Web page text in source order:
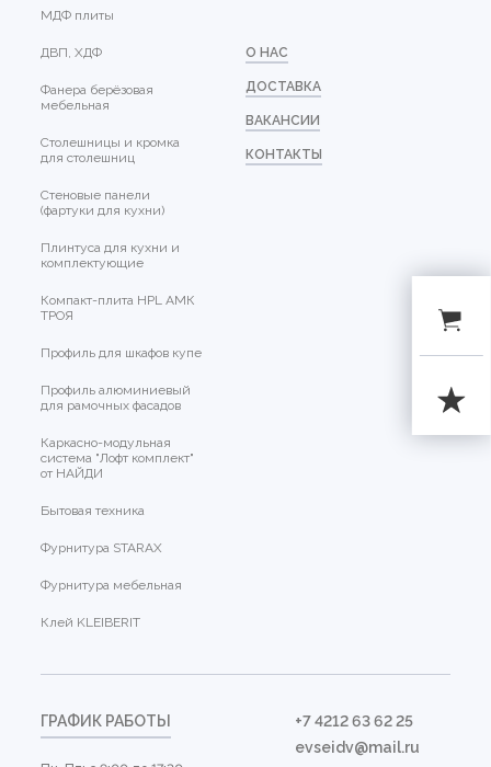
МДФ плиты
ДВП, ХДФ
Фанера берёзовая
мебельная
Столешницы и кромка
для столешниц
Стеновые панели
(фартуки для кухни)
Плинтуса для кухни и
комплектующие
Компакт-плита HPL АМК
ТРОЯ
Профиль для шкафов купе
Профиль алюминиевый
для рамочных фасадов
Каркасно-модульная
система "Лофт комплект"
от НАЙДИ
Бытовая техника
Фурнитура STARAX
Фурнитура мебельная
Клей KLEIBERIT
О НАС
ДОСТАВКА
ВАКАНСИИ
КОНТАКТЫ
ГРАФИК РАБОТЫ
+7 4212 63 62 25
evseidv@mail.ru